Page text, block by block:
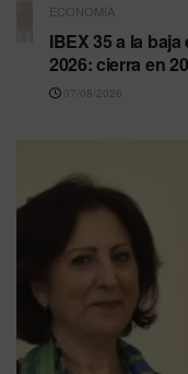
ECONOMÍA
IBEX 35 a la
2026: cierra en
07/08/2026